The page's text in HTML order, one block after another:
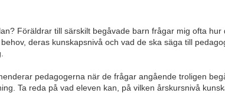
Föräldrar till särskilt begåvade barn frågar mig ofta hur
deras kunskapsnivå och vad de ska säga till
pedagogerna när de frågar angående troligen
Ta reda på vad eleven kan, på vilken årskursnivå